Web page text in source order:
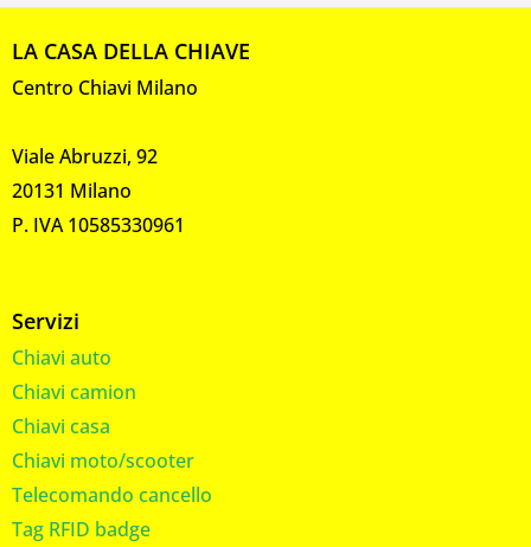
LA CASA DELLA CHIAVE
Centro Chiavi Milano
Viale Abruzzi, 92
20131 Milano
P. IVA 10585330961
Servizi
Chiavi auto
Chiavi camion
Chiavi casa
Chiavi moto/scooter
Telecomando cancello
Tag RFID badge